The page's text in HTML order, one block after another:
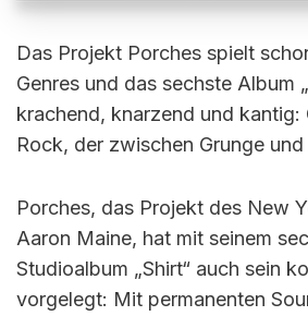
Das Projekt Porches spielt
Genres und das sechste Album
krachend, knarzend und kantig:
Rock, der zwischen Grunge
Porches, das Projekt des New
Aaron Maine, hat mit seinem
Studioalbum „Shirt“ auch sein
vorgelegt: Mit permanenten